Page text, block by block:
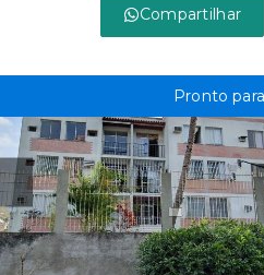
Compartilhar
Pronto